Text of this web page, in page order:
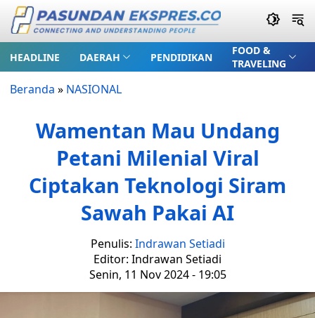
HEADLINE DAERAH PENDIDIKAN
FOOD &
TRAVELING
Beranda » NASIONAL
Wamentan Mau Undang
Petani Milenial Viral
Ciptakan Teknologi Siram
Sawah Pakai AI
Penulis: Indrawan Setiadi
Editor: Indrawan Setiadi
Senin, 11 Nov 2024 - 19:05